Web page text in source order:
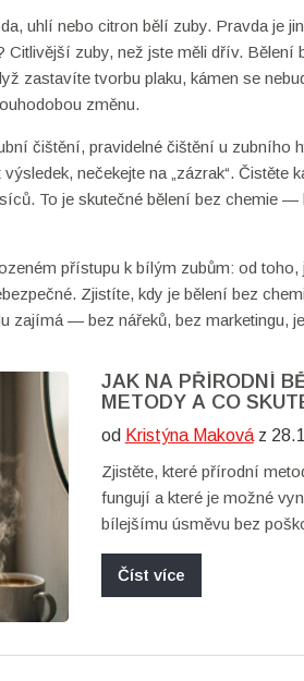
uhlí nebo citron bělí zuby. Pravda je
zuby, než jste měli dřív.
zastavíte tvorbu plaku, kámen se
změnu.
čištění, pravidelné čištění u zubního
nečekejte na „zázrak“. Čistěte
To je skutečné bělení bez chemie —
přístupu k bílým zubům: od
Zjistíte, kdy je bělení bez
zajímá — bez nářeků, bez marketingu,
JAK NA PŘÍRODNÍ
METODY A CO
od Kristýna Makováz
Zjistěte, které přírodní
fungují a které je možné
bílejšímu úsměvu bez
Číst více